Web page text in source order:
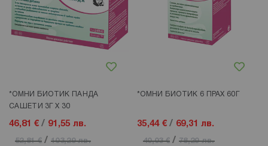
*ОМНИ БИОТИК ПАНДА
САШЕТИ 3Г Х 30
46,81 € / 91,55 лв.
52,81 € /103,29 лв.
*ОМНИ БИОТИК 6 ПРАХ 60Г
35,44 € / 69,31 лв.
40,03 € /78,29 лв.